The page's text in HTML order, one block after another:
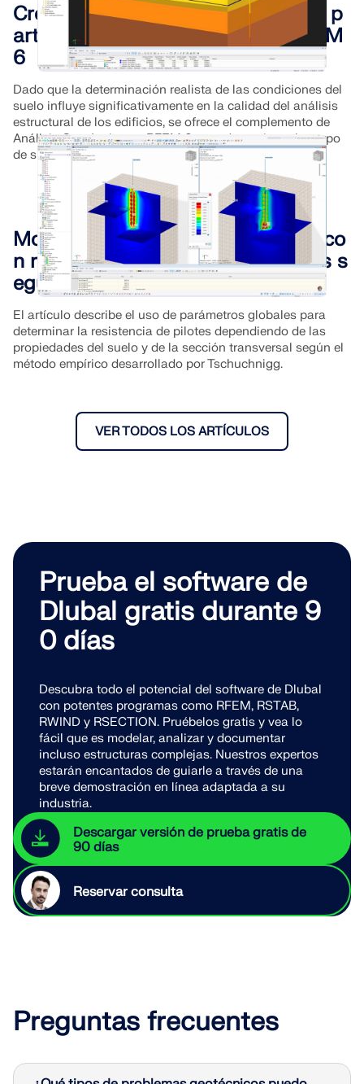
Creación de un cuerpo del suelo a p
artir de muestras de suelo en RFEM
6
Dado que la determinación realista de las condiciones del
suelo influye significativamente en la calidad del análisis
estructural de los edificios, se ofrece el complemento de
Análisis Geotécnico en RFEM 6 para determinar el cuerpo
de suelo a ser analizado.
Modelado de pilotes paramétrico co
n resistencias de pilotes empíricas s
egún Tschuchnigg
El artículo describe el uso de parámetros globales para
determinar la resistencia de pilotes dependiendo de las
propiedades del suelo y de la sección transversal según el
método empírico desarrollado por Tschuchnigg.
VER TODOS LOS ARTÍCULOS
Prueba el software de
Dlubal gratis durante 9
0 días
Descubra todo el potencial del software de Dlubal
con potentes programas como RFEM, RSTAB,
RWIND y RSECTION. Pruébelos gratis y vea lo
fácil que es modelar, analizar y documentar
incluso estructuras complejas. Nuestros expertos
estarán encantados de guiarle a través de una
breve demostración en línea adaptada a su
industria.
Descargar versión de prueba gratis de
90 días
Reservar consulta
Preguntas frecuentes